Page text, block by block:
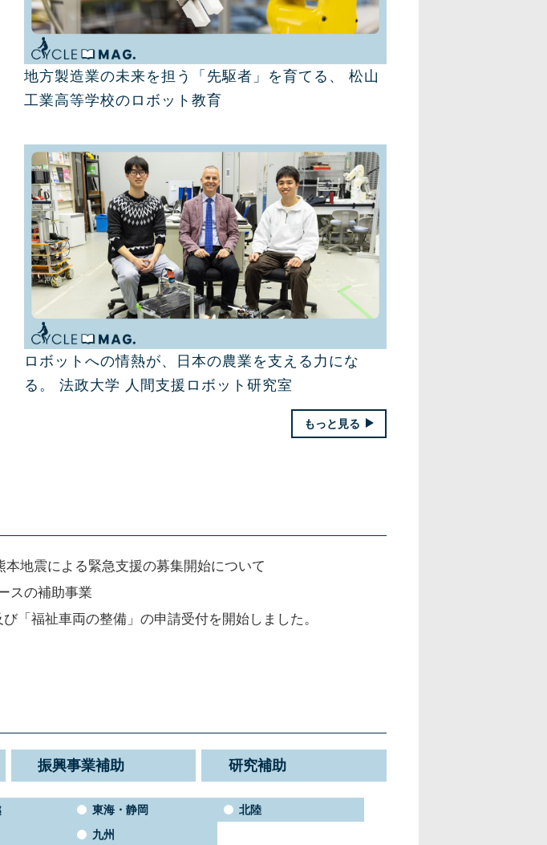
地方製造業の未来を担う「先駆者」を育てる、 松山
工業高等学校のロボット教育
ロボットへの情熱が、日本の農業を支える力にな
る。 法政大学 人間支援ロボット研究室
もっと見る
地震による緊急支援の募集開始について
スの補助事業
「福祉車両の整備」の申請受付を開始しました。
振興事業補助 研究補助
東海・静岡
北陸
九州